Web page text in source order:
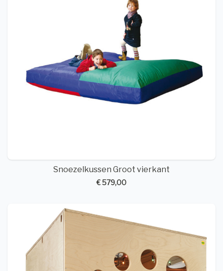
Snoezelkussen Groot vierkant
€ 579,00